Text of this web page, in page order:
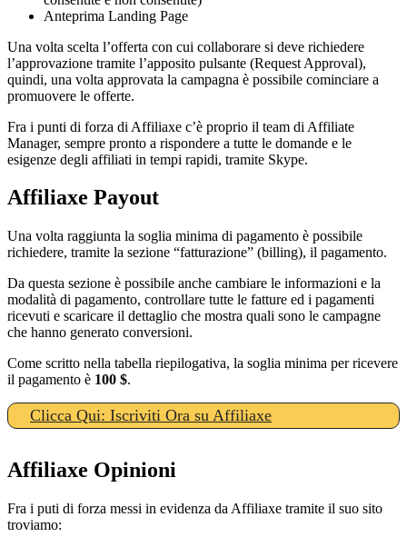
Anteprima Landing Page
Una volta scelta l’offerta con cui collaborare si deve richiedere
l’approvazione tramite l’apposito pulsante (Request Approval),
quindi, una volta approvata la campagna è possibile cominciare a
promuovere le offerte.
Fra i punti di forza di Affiliaxe c’è proprio il team di Affiliate
Manager, sempre pronto a rispondere a tutte le domande e le
esigenze degli affiliati in tempi rapidi, tramite Skype.
Affiliaxe Payout
Una volta raggiunta la soglia minima di pagamento è possibile
richiedere, tramite la sezione “fatturazione” (billing), il pagamento.
Da questa sezione è possibile anche cambiare le informazioni e la
modalità di pagamento, controllare tutte le fatture ed i pagamenti
ricevuti e scaricare il dettaglio che mostra quali sono le campagne
che hanno generato conversioni.
Come scritto nella tabella riepilogativa, la soglia minima per ricevere
il pagamento è 100 $.
Clicca Qui: Iscriviti Ora su Affiliaxe
Affiliaxe Opinioni
Fra i puti di forza messi in evidenza da Affiliaxe tramite il suo sito
troviamo: